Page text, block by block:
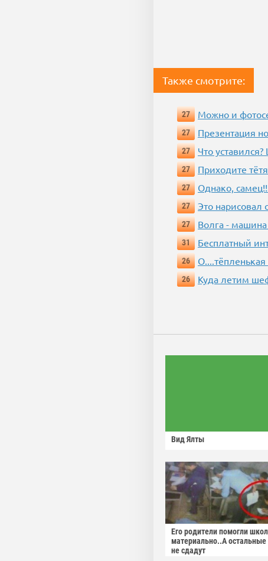
Также смотрите:
27 Можно и
27
Презентация
27
Что
27
Приходите
27
Однако,
27
Это нарисовал
27
Волга -
31
Бесплатный
26
26
Куда летим
Вид Ялты
Его родители помогли
материально..А остальные
не сдадут